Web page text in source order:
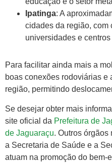
Ipatinga: A
cidades da região, com
universidades e
Para facilitar ainda mais a
boas conexões rodoviárias e
região, permitindo
Se desejar obter mais
site oficial da Prefeitura de
de Jaguaraçu. Outros
a Secretaria de Saúde e a
atuam na promoção do bem-